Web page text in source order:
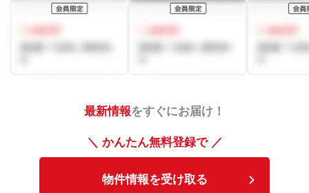
最新情報をすぐにお届け！
＼ かんたん無料登録で ／
物件情報を受け取る